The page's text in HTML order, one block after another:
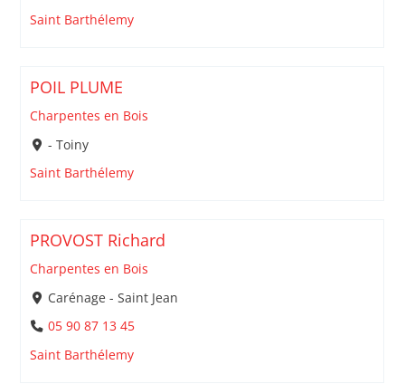
Saint Barthélemy
POIL PLUME
Charpentes en Bois
- Toiny
Saint Barthélemy
PROVOST Richard
Charpentes en Bois
Carénage - Saint Jean
05 90 87 13 45
Saint Barthélemy